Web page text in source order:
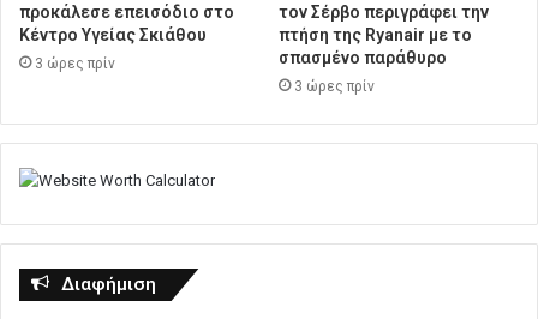
προκάλεσε επεισόδιο στο
Κέντρο Υγείας Σκιάθου
3 ώρες πρίν
τον Σέρβο περιγράφει την
πτήση της Ryanair με το
σπασμένο παράθυρο
3 ώρες πρίν
Διαφήμιση